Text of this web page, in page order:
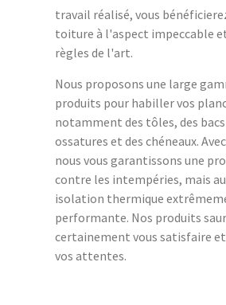
travail réalisé, vous
toiture à l'aspect impeccable
règles de l'art.
Nous proposons une large
produits pour habiller vos
notamment des tôles, des bacs
ossatures et des chéneaux.
nous vous garantissons une
contre les intempéries, mais
isolation thermique
performante. Nos produits
certainement vous satisfaire
vos attentes.